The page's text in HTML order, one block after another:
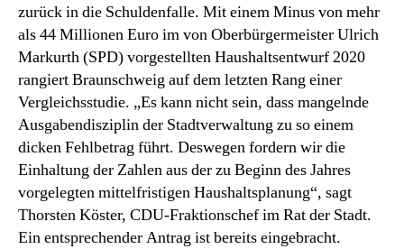
zurück in die Schuldenfalle. Mit einem Minus von mehr
als 44 Millionen Euro im von Oberbürgermeister Ulrich
Markurth (SPD) vorgestellten Haushaltsentwurf 2020
rangiert Braunschweig auf dem letzten Rang einer
Vergleichsstudie. „Es kann nicht sein, dass mangelnde
Ausgabendisziplin der Stadtverwaltung zu so einem
dicken Fehlbetrag führt. Deswegen fordern wir die
Einhaltung der Zahlen aus der zu Beginn des Jahres
vorgelegten mittelfristigen Haushaltsplanung“, sagt
Thorsten Köster, CDU-Fraktionschef im Rat der Stadt.
Ein entsprechender Antrag ist bereits eingebracht.